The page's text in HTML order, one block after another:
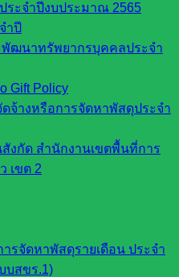
ระจำปีงบประมาณ 2565
ำปี
พัฒนาทรัพยากรบุคคลประจำ
Gift Policy
จ้างหรือการจัดหาพัสดุประจำ
สังกัด สำนักงานเขตพื้นที่การ
เขต 2
รจัดหาพัสดุรายเดือน ประจำ
บสขร.1)